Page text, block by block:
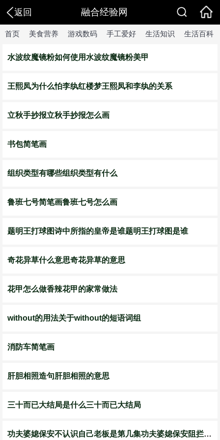
返回 融合经验网
首页 美食营养 游戏数码 手工爱好 生活知识 生活百科
水波纹魔镜粉如何使用水波纹魔镜粉美甲
王熙凤为什么怕李纨红楼梦王熙凤和李纨的关系
立秋手抄报立秋手抄报怎么画
书包简笔画
组织类型有哪些组织类型有什么
鲁班七号简笔画鲁班七号怎么画
题明王打球图诗中所指的皇帝是谁题明王打球图是谁
奇花异草什么意思奇花异草的意思
花甲怎么做香辣花甲的家常做法
without的用法关于without的短语词组
消防车简笔画
肝胆相照造句肝胆相照的意思
三十而已大结局是什么三十而已大结局
功夫婆媳保安不认识自己老板是第几集功夫婆媳保安阻拦老板是哪集